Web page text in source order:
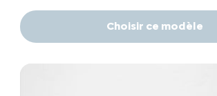
Choisir ce modèle